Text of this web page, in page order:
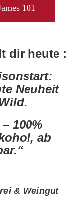
101
dir heute :
Neuheit
100%
ab
& Weingut